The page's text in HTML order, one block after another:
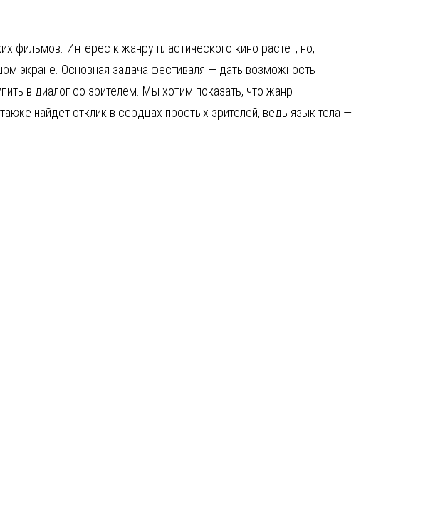
фильмов. Интерес к жанру пластического кино растёт, но,
экране. Основная задача фестиваля — дать возможность
в диалог со зрителем. Мы хотим показать, что жанр
найдёт отклик в сердцах простых зрителей, ведь язык тела —